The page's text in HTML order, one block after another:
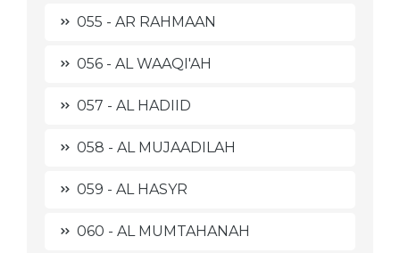
055 - AR RAHMAAN
056 - AL WAAQI'AH
057 - AL HADIID
058 - AL MUJAADILAH
059 - AL HASYR
060 - AL MUMTAHANAH